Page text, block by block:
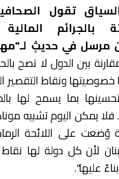
تقول
بالجرائم
في حديثٍ
بين الدول لا تصح
خصوصيتها ونقاط
بما يسمح لها
فلا يمكن اليوم تشبيه
وُضعت على اللائحة
لأن كل دولة لها
عليها".